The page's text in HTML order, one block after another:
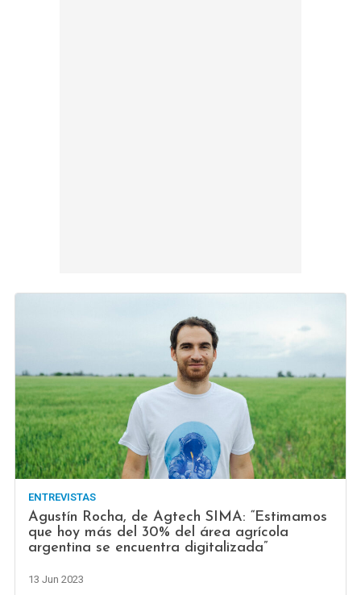
ENTREVISTAS
Agustín Rocha, de Agtech SIMA: “Estimamos
que hoy más del 30% del área agrícola
argentina se encuentra digitalizada”
13 Jun 2023